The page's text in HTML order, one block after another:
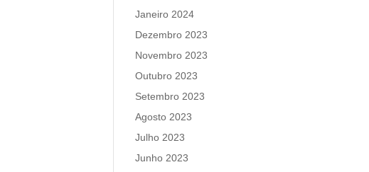
Janeiro 2024
Dezembro 2023
Novembro 2023
Outubro 2023
Setembro 2023
Agosto 2023
Julho 2023
Junho 2023